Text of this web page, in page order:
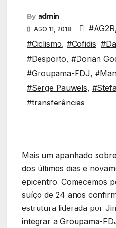
By admin
AGO 11, 2018 #AG2R,
#Ciclismo, #Cofidis,
#Desporto, #Dorian
#Groupama-FDJ,
#Serge Pauwels,
#transferências
Mais um apanhado
dos últimos dias e
epicentro. Comecemos
suíço de 24 anos
estrutura liderada por
integrar a Groupama-